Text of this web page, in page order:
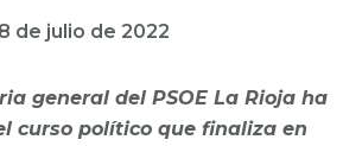
de julio de 2022
general del PSOE La Rioja ha
curso político que finaliza en